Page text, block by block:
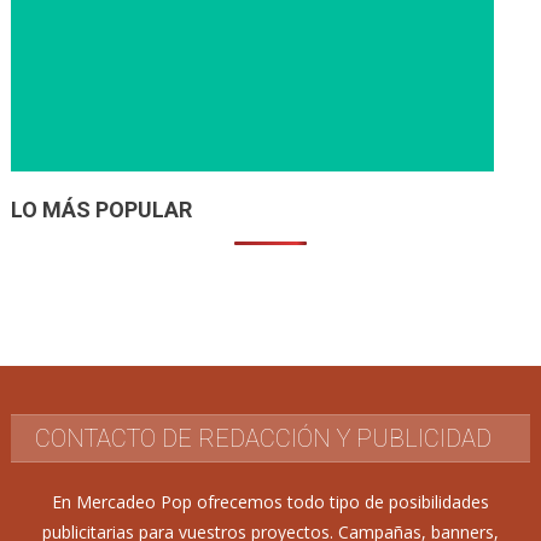
LO MÁS POPULAR
CONTACTO DE REDACCIÓN Y PUBLICIDAD
En Mercadeo Pop ofrecemos todo tipo de posibilidades
publicitarias para vuestros proyectos. Campañas, banners,